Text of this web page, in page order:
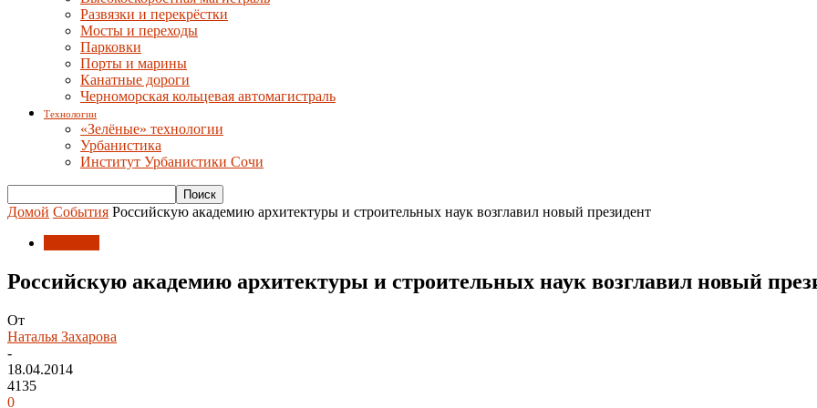
Развязки и перекрёстки
Мосты и переходы
Парковки
Порты и марины
Канатные дороги
Черноморская кольцевая автомагистраль
Технологии
«Зелёные» технологии
Урбанистика
Институт Урбанистики Сочи
Домой События Российскую академию архитектуры и строительных наук возглавил новый президент
Российскую академию архитектуры и строительных наук возглавил новый
От
Наталья Захарова
-
18.04.2014
4135
0